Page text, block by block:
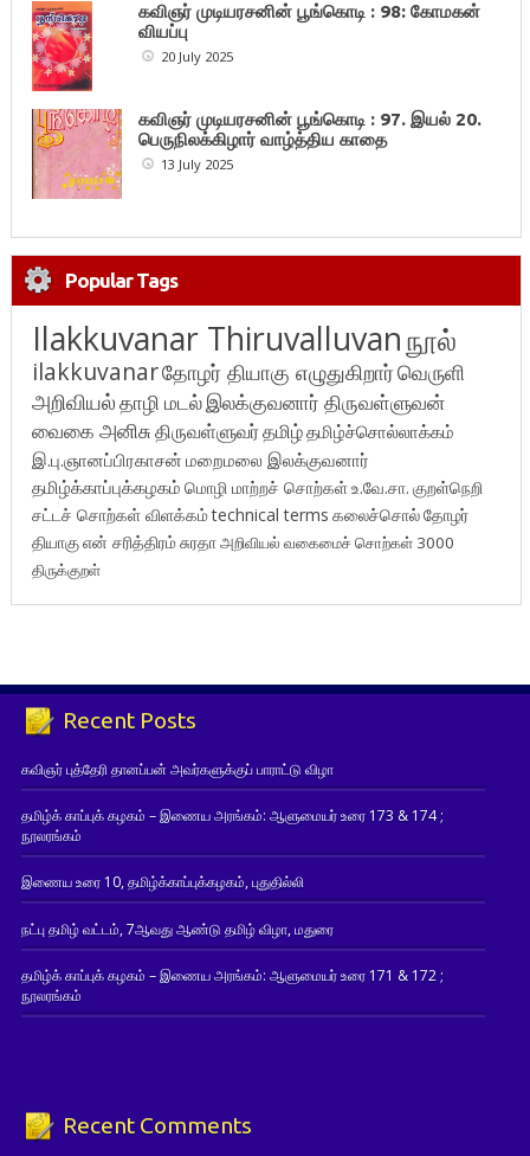
கவிஞர் முடியரசனின் பூங்கொடி : 98: கோமகன்
வியப்பு
20 July 2025
கவிஞர் முடியரசனின் பூங்கொடி : 97. இயல் 20.
பெருநிலக்கிழார் வாழ்த்திய காதை
13 July 2025
Popular Tags
Ilakkuvanar Thiruvalluvanநூல்
ilakkuvanarதோழர் தியாகு எழுதுகிறார்வெருளி
அறிவியல்தாழி மடல்இலக்குவனார் திருவள்ளுவன்
வைகை அனிசுதிருவள்ளுவர்தமிழ்தமிழ்ச்சொல்லாக்கம்
இ.பு.ஞானப்பிரகாசன் மறைமலை இலக்குவனார்
தமிழ்க்காப்புக்கழகம் மொழி மாற்றச் சொற்கள்உ.வே.சா. குறள்நெறி
சட்டச் சொற்கள் விளக்கம்technical terms கலைச்சொல்தோழர்
தியாகுஎன் சரித்திரம்சுரதாஅறிவியல் வகைமைச் சொற்கள் 3000
திருக்குறள்
Recent Posts
கவிஞர் புத்தேரி தானப்பன் அவர்களுக்குப் பாராட்டு விழா
தமிழ்க் காப்புக் கழகம் – இணைய அரங்கம்: ஆளுமையர் உரை 173 & 174 ;
நூலரங்கம்
இணைய உரை 10, தமிழ்க்காப்புக்கழகம், புதுதில்லி
நட்பு தமிழ் வட்டம், 7ஆவது ஆண்டு தமிழ் விழா, மதுரை
தமிழ்க் காப்புக் கழகம் – இணைய அரங்கம்: ஆளுமையர் உரை 171 & 172 ;
நூலரங்கம்
Recent Comments